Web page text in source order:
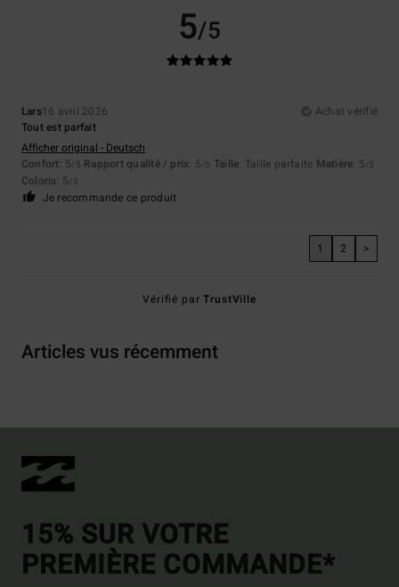
5/5
Lars16 avril 2026
Achat vérifié
Tout est parfait
Afficher original - Deutsch
Confort: 5/5 Rapport qualité / prix: 5/5 Taille: Taille parfaite Matière: 5/5
Coloris: 5/5
Je recommande ce produit
1 2 >
Vérifié parTrustVille
Articles vus récemment
15% SUR VOTRE
PREMIÈRE COMMANDE*